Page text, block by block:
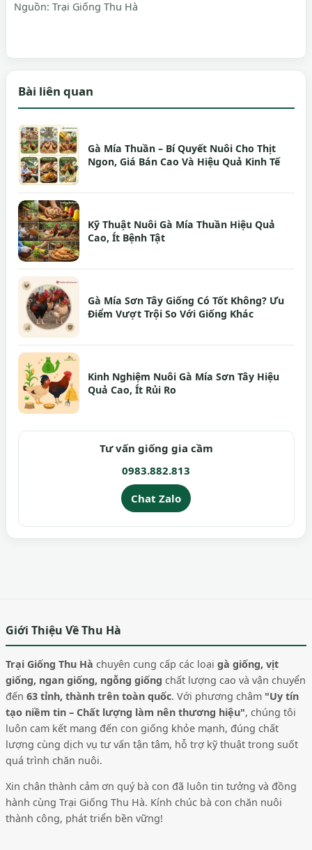
Nguồn: Trại Giống Thu Hà
Bài liên quan
Gà Mía Thuần – Bí Quyết Nuôi Cho Thịt
Ngon, Giá Bán Cao Và Hiệu Quả Kinh Tế
Kỹ Thuật Nuôi Gà Mía Thuần Hiệu Quả
Cao, Ít Bệnh Tật
Gà Mía Sơn Tây Giống Có Tốt Không? Ưu
Điểm Vượt Trội So Với Giống Khác
Kinh Nghiệm Nuôi Gà Mía Sơn Tây Hiệu
Quả Cao, Ít Rủi Ro
Tư vấn giống gia cầm
0983.882.813
Chat Zalo
Giới Thiệu Về Thu Hà
Trại Giống Thu Hà chuyên cung cấp các loại gà giống, vịt
giống, ngan giống, ngỗng giống chất lượng cao và vận chuyển
đến 63 tỉnh, thành trên toàn quốc. Với phương châm "Uy tín
tạo niềm tin – Chất lượng làm nên thương hiệu", chúng tôi
luôn cam kết mang đến con giống khỏe mạnh, đúng chất
lượng cùng dịch vụ tư vấn tận tâm, hỗ trợ kỹ thuật trong suốt
quá trình chăn nuôi.
Xin chân thành cảm ơn quý bà con đã luôn tin tưởng và đồng
hành cùng Trại Giống Thu Hà. Kính chúc bà con chăn nuôi
thành công, phát triển bền vững!